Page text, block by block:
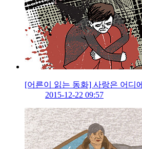
[어른이 읽는 동화] 사랑은 어디
2015-12-22 09:57